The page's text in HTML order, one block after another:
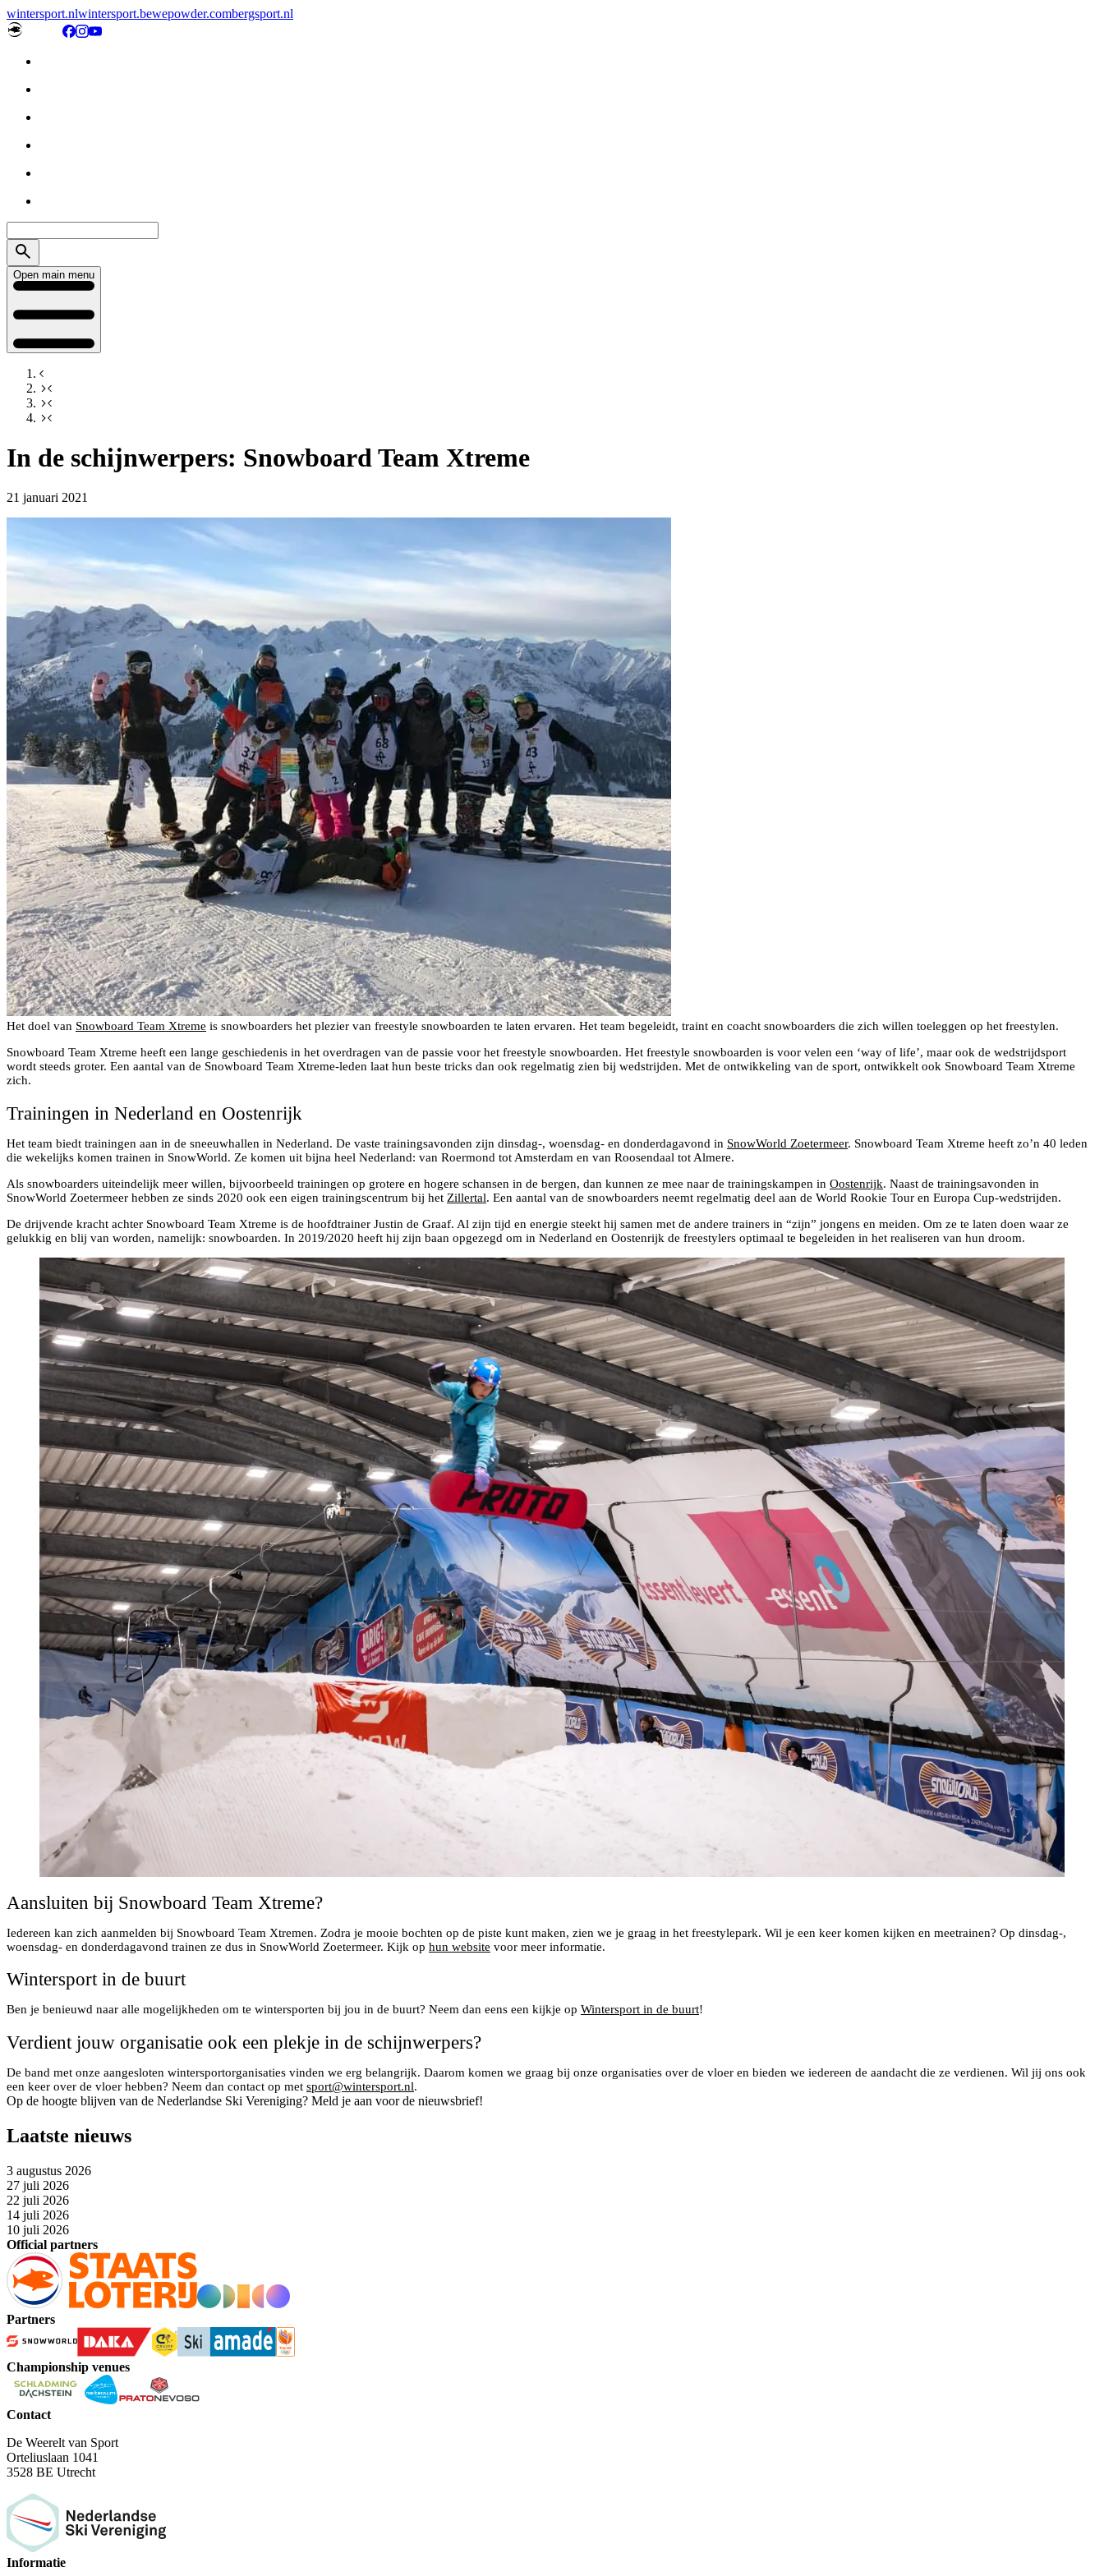
wintersport.nlwintersport.bewepowder.combergsport.nl
Open main menu
In de schijnwerpers: Snowboard Team Xtreme
21 januari 2021
Het doel van Snowboard Team Xtreme is snowboarders het plezier van freestyle snowboarden te laten ervaren. Het team begeleidt, traint en coacht snowboarders die zich willen toeleggen op het freestylen.
Snowboard Team Xtreme heeft een lange geschiedenis in het overdragen van de passie voor het freestyle snowboarden. Het freestyle snowboarden is voor velen een ‘way of life’, maar ook de wedstrijdsport
wordt steeds groter. Een aantal van de Snowboard Team Xtreme-leden laat hun beste tricks dan ook regelmatig zien bij wedstrijden. Met de ontwikkeling van de sport, ontwikkelt ook Snowboard Team Xtreme
zich.
Trainingen in Nederland en Oostenrijk
Het team biedt trainingen aan in de sneeuwhallen in Nederland. De vaste trainingsavonden zijn dinsdag-, woensdag- en donderdagavond in SnowWorld Zoetermeer. Snowboard Team Xtreme heeft zo’n 40 leden
die wekelijks komen trainen in SnowWorld. Ze komen uit bijna heel Nederland: van Roermond tot Amsterdam en van Roosendaal tot Almere.
Als snowboarders uiteindelijk meer willen, bijvoorbeeld trainingen op grotere en hogere schansen in de bergen, dan kunnen ze mee naar de trainingskampen in Oostenrijk. Naast de trainingsavonden in
SnowWorld Zoetermeer hebben ze sinds 2020 ook een eigen trainingscentrum bij het Zillertal. Een aantal van de snowboarders neemt regelmatig deel aan de World Rookie Tour en Europa Cup-wedstrijden.
De drijvende kracht achter Snowboard Team Xtreme is de hoofdtrainer Justin de Graaf. Al zijn tijd en energie steekt hij samen met de andere trainers in “zijn” jongens en meiden. Om ze te laten doen waar ze
gelukkig en blij van worden, namelijk: snowboarden. In 2019/2020 heeft hij zijn baan opgezegd om in Nederland en Oostenrijk de freestylers optimaal te begeleiden in het realiseren van hun droom.
Aansluiten bij Snowboard Team Xtreme?
Iedereen kan zich aanmelden bij Snowboard Team Xtremen. Zodra je mooie bochten op de piste kunt maken, zien we je graag in het freestylepark. Wil je een keer komen kijken en meetrainen? Op dinsdag-,
woensdag- en donderdagavond trainen ze dus in SnowWorld Zoetermeer. Kijk op hun website voor meer informatie.
Wintersport in de buurt
Ben je benieuwd naar alle mogelijkheden om te wintersporten bij jou in de buurt? Neem dan eens een kijkje op Wintersport in de buurt!
Verdient jouw organisatie ook een plekje in de schijnwerpers?
De band met onze aangesloten wintersportorganisaties vinden we erg belangrijk. Daarom komen we graag bij onze organisaties over de vloer en bieden we iedereen de aandacht die ze verdienen. Wil jij ons ook
een keer over de vloer hebben? Neem dan contact op met sport@wintersport.nl.
Op de hoogte blijven van de Nederlandse Ski Vereniging? Meld je aan voor de nieuwsbrief!
Laatste nieuws
3 augustus 2026
27 juli 2026
22 juli 2026
14 juli 2026
10 juli 2026
Official partners
Partners
Championship venues
Contact
De Weerelt van Sport
Orteliuslaan 1041
3528 BE Utrecht
Informatie